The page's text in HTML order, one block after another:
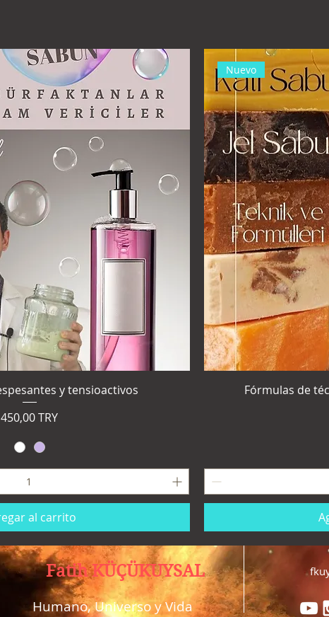
y tensioactivos
Precio
450,00 TRY
al carrito
Nuevo
Fórmulas de
Fatih KÜÇÜKUYSAL
Humano, Universo y Vida